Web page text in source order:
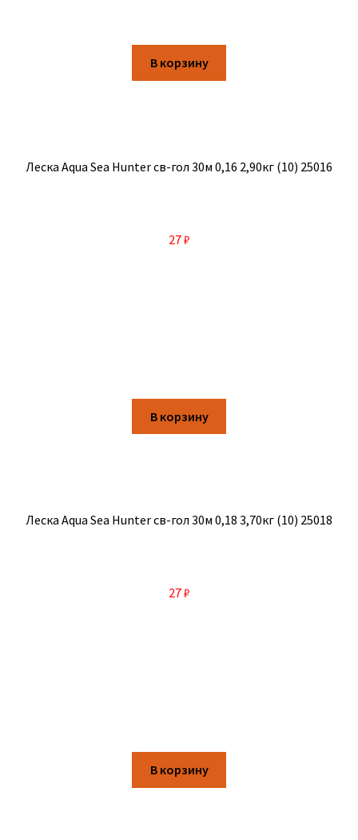
В корзину
Леска Aqua Sea Hunter св-гол 30м 0,16 2,90кг (10) 25016
27₽
В корзину
Леска Aqua Sea Hunter св-гол 30м 0,18 3,70кг (10) 25018
27₽
В корзину